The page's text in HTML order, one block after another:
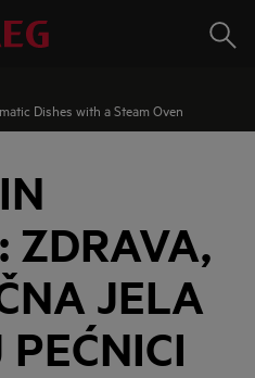
Traži
Dishes with a Steam Oven
ZDRAVA,
JELA